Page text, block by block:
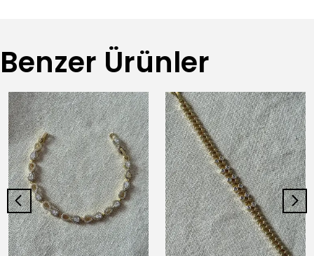
Benzer Ürünler